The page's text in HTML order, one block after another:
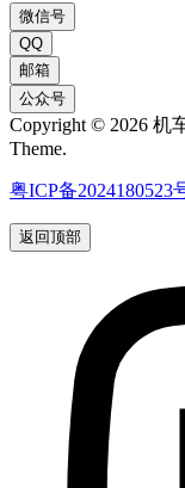
微信号
QQ
邮箱
公众号
Copyright © 2026 机
Theme.
粤ICP备2024180523
返回顶部